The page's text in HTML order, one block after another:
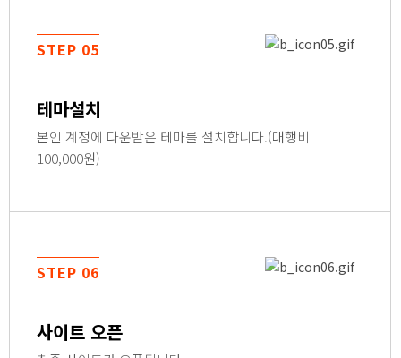
STEP 05
테마설치
본인 계정에 다운받은 테마를 설치합니다.(대행비
100,000원)
STEP 06
사이트 오픈